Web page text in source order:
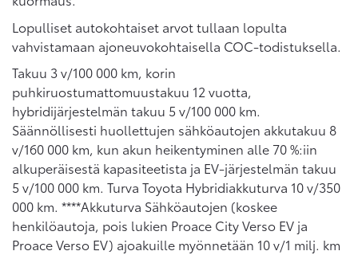
Lopulliset autokohtaiset arvot tullaan lopulta
vahvistamaan ajoneuvokohtaisella COC-todistuksella.
Takuu 3 v/100 000 km, korin
puhkiruostumattomuustakuu 12 vuotta,
hybridijärjestelmän takuu 5 v/100 000 km.
Säännöllisesti huollettujen sähköautojen akkutakuu 8
v/160 000 km, kun akun heikentyminen alle 70 %:iin
alkuperäisestä kapasiteetista ja EV-järjestelmän takuu
5 v/100 000 km. Turva Toyota Hybridiakkuturva 10 v/350
000 km. ****Akkuturva Sähköautojen (koskee
henkilöautoja, pois lukien Proace City Verso EV ja
Proace Verso EV) ajoakuille myönnetään 10 v/1 milj. km